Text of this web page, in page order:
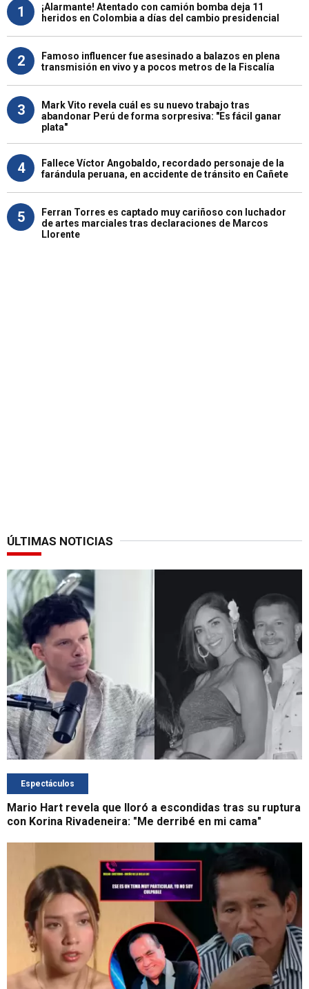
1
¡Alarmante! Atentado con camión bomba deja 11
heridos en Colombia a días del cambio presidencial
2
Famoso influencer fue asesinado a balazos en plena
transmisión en vivo y a pocos metros de la Fiscalía
3
Mark Vito revela cuál es su nuevo trabajo tras
abandonar Perú de forma sorpresiva: "Es fácil ganar
plata"
4
Fallece Víctor Angobaldo, recordado personaje de la
farándula peruana, en accidente de tránsito en Cañete
5
Ferran Torres es captado muy cariñoso con luchador
de artes marciales tras declaraciones de Marcos
Llorente
ÚLTIMAS NOTICIAS
Espectáculos
Mario Hart revela que lloró a escondidas tras su ruptura
con Korina Rivadeneira: "Me derribé en mi cama"